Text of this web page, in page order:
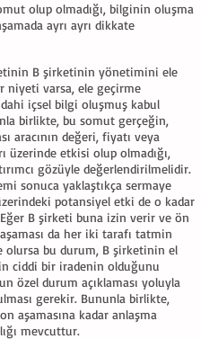
olup olmadığı, bilginin oluşma
ayrı ayrı dikkate
B şirketinin yönetimini ele
niyeti varsa, ele geçirme
içsel bilgi oluşmuş kabul
birlikte, bu somut gerçeğin,
aracının değeri, fiyatı veya
üzerinde etkisi olup olmadığı,
gözüyle değerlendirilmelidir.
sonuca yaklaştıkça sermaye
potansiyel etki de o kadar
B şirketi buna izin verir ve ön
da her iki tarafı tatmin
olursa bu durum, B şirketinin el
ciddi bir iradenin olduğunu
özel durum açıklaması yoluyla
gerekir. Bununla birlikte,
aşamasına kadar anlaşma
mevcuttur.